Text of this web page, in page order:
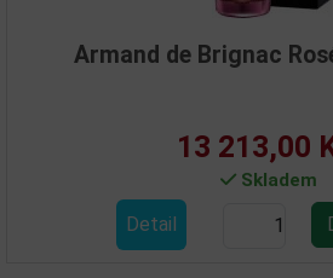
Armand de Brignac
13 213,00
Skladem
Detail